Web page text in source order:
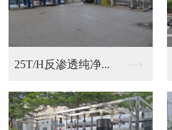
6吨/小时一级反渗透...